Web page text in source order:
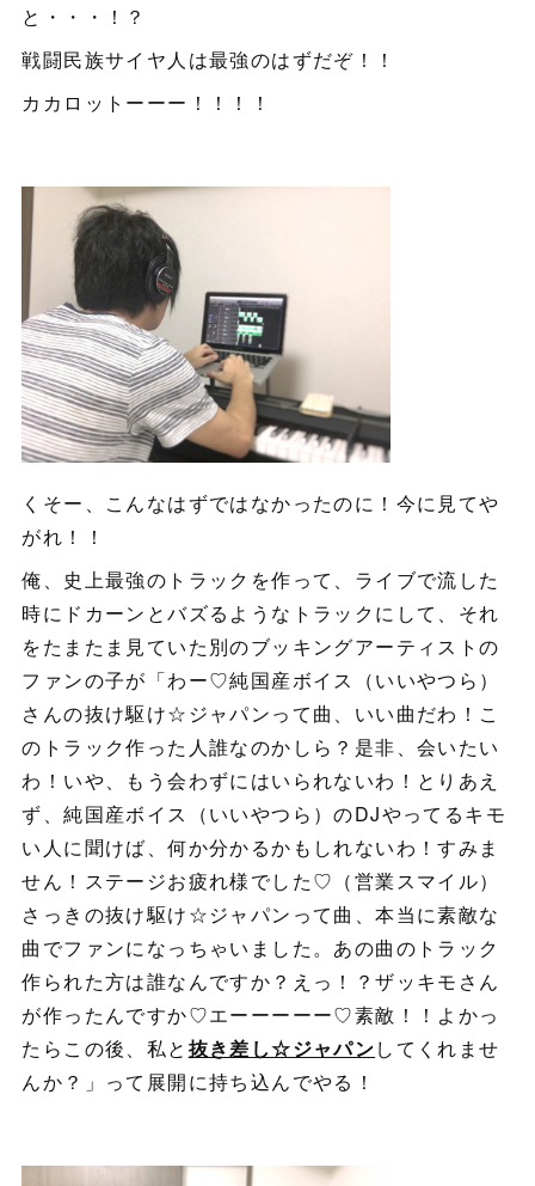
と・・・！？
戦闘民族サイヤ人は最強のはずだぞ！！
カカロットーーー！！！！
くそー、こんなはずではなかったのに！今に見てや
がれ！！
俺、史上最強のトラックを作って、ライブで流した
時にドカーンとバズるようなトラックにして、それ
をたまたま見ていた別のブッキングアーティストの
ファンの子が「わー♡純国産ボイス（いいやつら）
さんの抜け駆け☆ジャパンって曲、いい曲だわ！こ
のトラック作った人誰なのかしら？是非、会いたい
わ！いや、もう会わずにはいられないわ！とりあえ
ず、純国産ボイス（いいやつら）のDJやってるキモ
い人に聞けば、何か分かるかもしれないわ！すみま
せん！ステージお疲れ様でした♡（営業スマイル）
さっきの抜け駆け☆ジャパンって曲、本当に素敵な
曲でファンになっちゃいました。あの曲のトラック
作られた方は誰なんですか？えっ！？ザッキモさん
が作ったんですか♡エーーーーー♡素敵！！よかっ
たらこの後、私と 抜き差し☆ジャパンしてくれませ
んか？」って展開に持ち込んでやる！